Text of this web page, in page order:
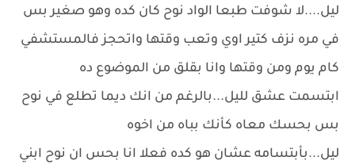
ليل....لا شوفت طبعا الواد نوح كان كده وهو صغير بس
في مره نزف كتير اوي وتعب وقتها واتحجز فالمستشفي
كام يوم ومن وقتها وانا بقلق من الموضوع ده
ابتسمت عشق لليل...بالرغم من انك ديما تطلع في نوح
بس بحسك معاه كأنك بباه من اخوه
ليل...بأبتسامه عشان هو كده فعلا انا بحس ان نوح ابني